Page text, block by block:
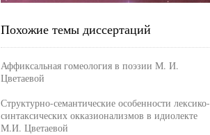
Похожие темы диссертаций
Аффиксальная гомеология в поэзии М. И.
Цветаевой
Структурно-семантические особенности лексико-
синтаксических окказионализмов в идиолекте
М.И. Цветаевой